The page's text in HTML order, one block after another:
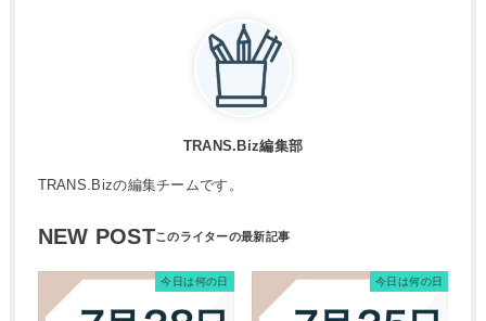
TRANS.Biz編集部
TRANS.Bizの編集チームです。
NEW POST
今日は何の日 今日は何の日